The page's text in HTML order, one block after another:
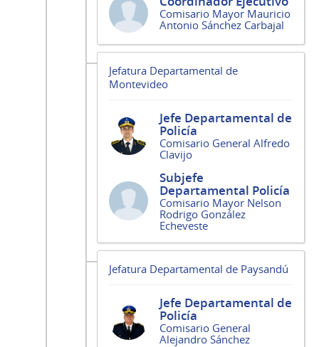
Comisario Mayor Mauricio
Antonio Sánchez Carbajal
Jefatura Departamental de
Montevideo
Jefe Departamental de
Policía
Comisario General Alfredo
Clavijo
Subjefe
Departamental Policía
Comisario Mayor Nelson
Rodrigo González
Echeveste
Jefatura Departamental de Paysandú
Jefe Departamental de
Policía
Comisario General
Alejandro Sánchez